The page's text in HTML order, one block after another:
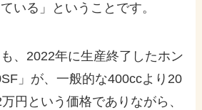
いる」ということです。
、2022年に生産終了したホン
」が、一般的な400ccより20
円という価格でありながら、